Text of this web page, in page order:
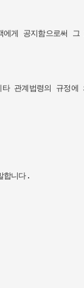
공지함으로써
관계법령의 규정에
합니다.